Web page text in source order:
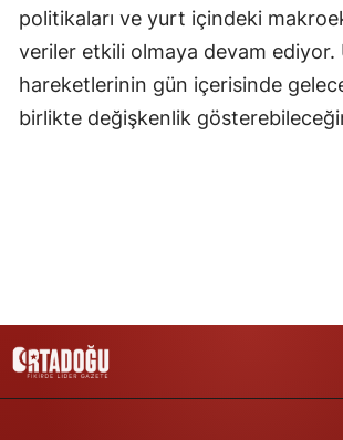
Mardin
Muğla
Sakarya
politikaları ve yurt içindeki
veriler etkili olmaya devam ediyor.
hareketlerinin gün içerisinde
birlikte değişkenlik